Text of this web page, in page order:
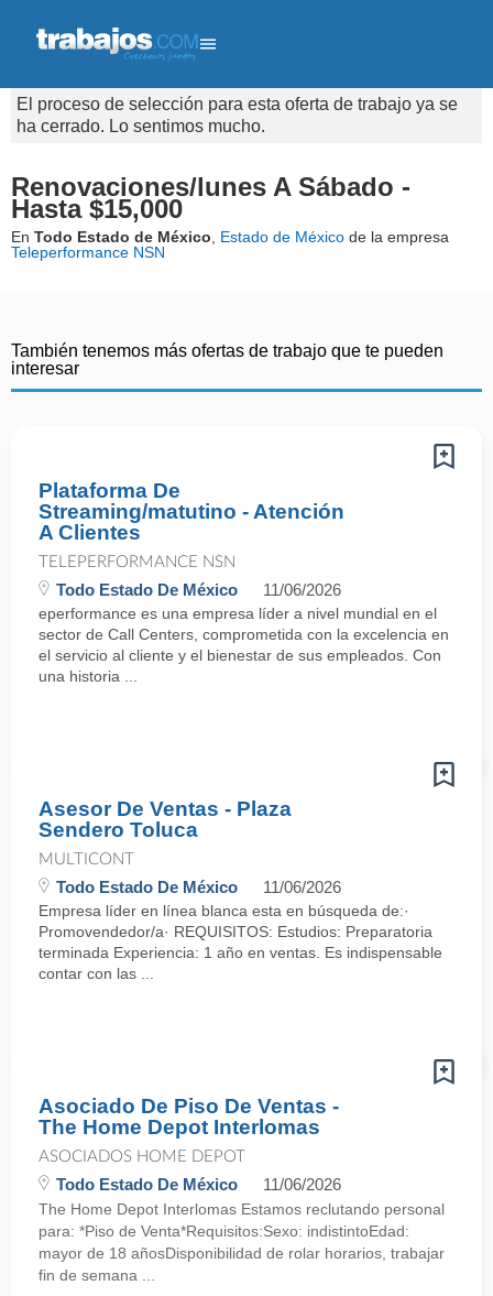
El proceso de selección para esta oferta de trabajo ya se
ha cerrado. Lo sentimos mucho.
Renovaciones/lunes A Sábado -
Hasta $15,000
En Todo Estado de México Estado de México de la empresa
Teleperformance NSN
También tenemos más ofertas de trabajo que te pueden
interesar
Plataforma De
Streaming/matutino - Atención
A Clientes
TELEPERFORMANCE NSN
Todo Estado De México 11/06/2026
eperformance es una empresa líder a nivel mundial en el
sector de Call Centers, comprometida con la excelencia en
el servicio al cliente y el bienestar de sus empleados. Con
una historia ...
Asesor De Ventas - Plaza
Sendero Toluca
MULTICONT
Todo Estado De México 11/06/2026
Empresa líder en línea blanca esta en búsqueda de:·
Promovendedor/a· REQUISITOS: Estudios: Preparatoria
terminada Experiencia: 1 año en ventas. Es indispensable
contar con las ...
Asociado De Piso De Ventas -
The Home Depot Interlomas
ASOCIADOS HOME DEPOT
Todo Estado De México 11/06/2026
The Home Depot Interlomas Estamos reclutando personal
para: *Piso de Venta*Requisitos:Sexo: indistintoEdad:
mayor de 18 añosDisponibilidad de rolar horarios, trabajar
fin de semana ...